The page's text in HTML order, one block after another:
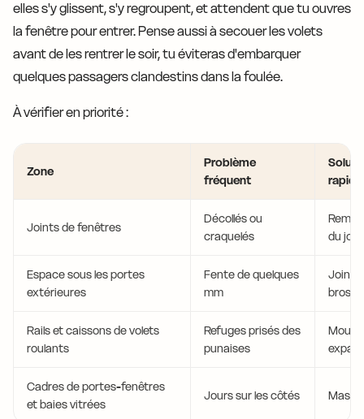
elles s'y glissent, s'y regroupent, et attendent que tu ouvres
la fenêtre pour entrer. Pense aussi à secouer les volets
avant de les rentrer le soir, tu éviteras d'embarquer
quelques passagers clandestins dans la foulée.
À vérifier en priorité :
Zone
Problème
fréquent
rapide
Joints de fenêtres
Décollés ou
craquelés
du
Espace sous les portes
extérieures
Fente de quelques
mm
Joint
brosse
Rails et caissons de volets
roulants
Refuges prisés des
punaises
Cadres de portes-fenêtres
et baies vitrées
Jours sur les côtés